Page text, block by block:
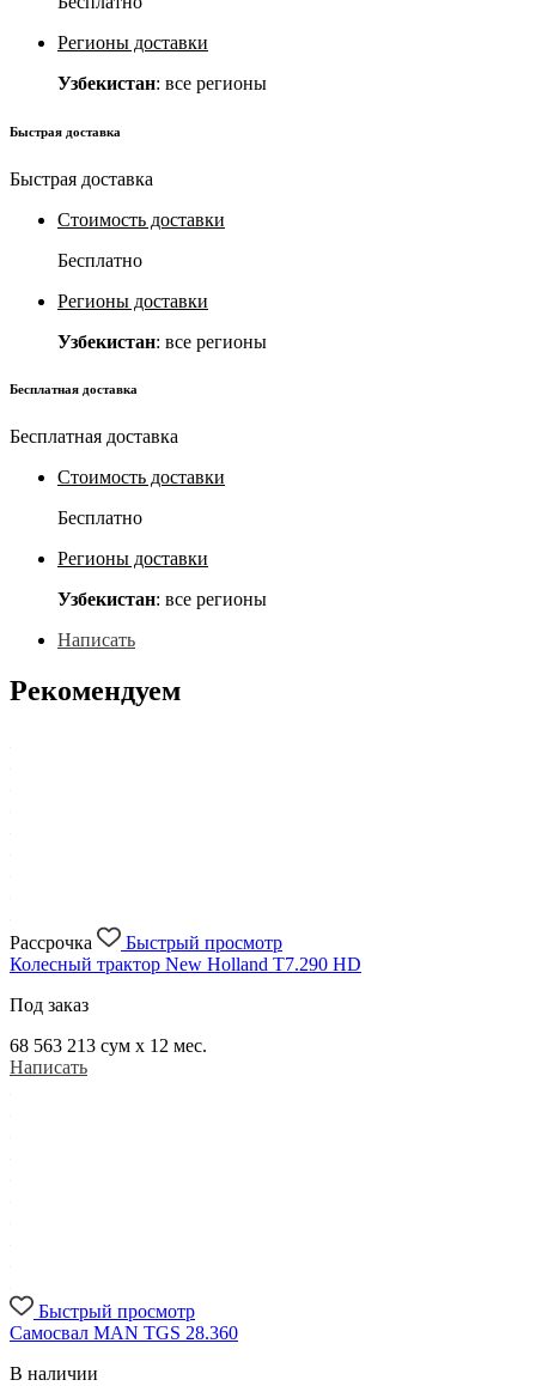
Регионы доставки
Узбекистан: все регионы
Быстрая доставка
Быстрая доставка
Стоимость доставки
Бесплатно
Регионы доставки
Узбекистан: все регионы
Бесплатная доставка
Бесплатная доставка
Стоимость доставки
Бесплатно
Регионы доставки
Узбекистан: все регионы
Написать
Рекомендуем
Рассрочка
Быстрый просмотр
Колесный трактор New Holland T7.290 HD
Под заказ
68 563 213 сум x 12 мес.
Написать
Быстрый просмотр
Самосвал MAN TGS 28.360
В наличии